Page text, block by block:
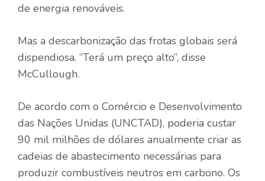
de energia renováveis.
Mas a descarbonização das frotas globais será
dispendiosa. “Terá um preço alto”, disse
McCullough.
De acordo com o Comércio e Desenvolvimento
das Nações Unidas (UNCTAD), poderia custar
90 mil milhões de dólares anualmente criar as
cadeias de abastecimento necessárias para
produzir combustíveis neutros em carbono. Os